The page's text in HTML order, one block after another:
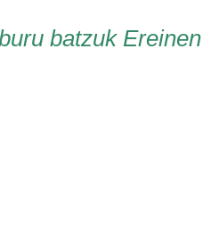
batzuk Ereinen